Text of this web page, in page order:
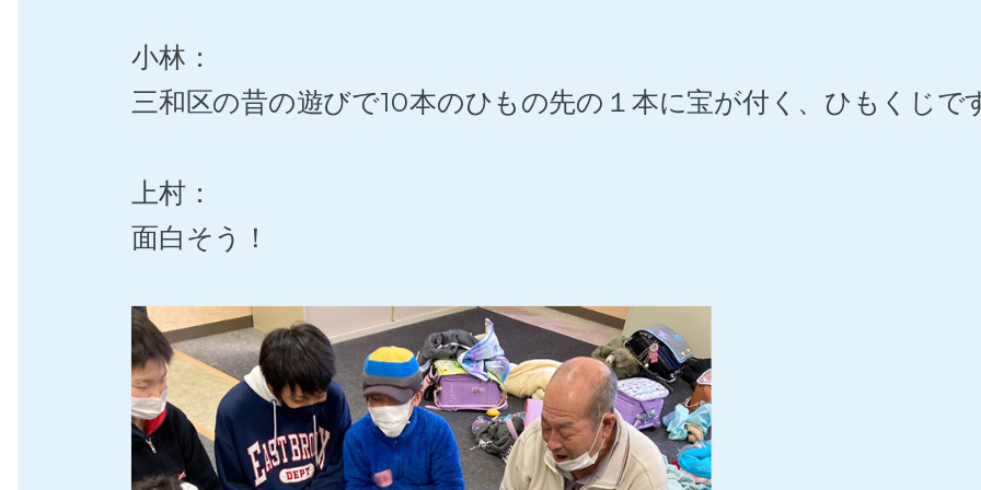
小林：
三和区の昔の遊びで10本のひもの先の１本に宝が付く、ひもくじで
上村：
面白そう！